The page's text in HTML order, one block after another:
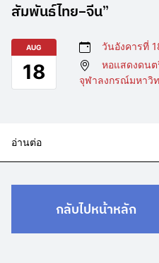
สัมพันธ์ไทย–จีน”
AUG
18
วันอังคารที่
หอแสดงดน
จุฬาลงกรณ์มหาวิ
อ่านต่อ
กลับไปหน้าหลัก